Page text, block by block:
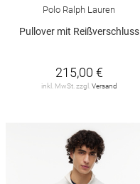
Polo Ralph Lauren
Pullover mit Reißverschluss
215,00 €
inkl. MwSt. zzgl. Versand